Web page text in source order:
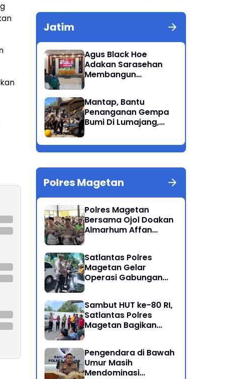
Jatim
Agus Black Hoe
Adakan Sarasehan
Membangun
Dikalangan
Masyarakat Magetan
Mantap, Bantu
Penanganan Gempa
Bumi Di Lumajang,
berikan bantuan
Polres Magetan
Polres Magetan
Bersama Ojol Doakan
Almarhum Affan
Rasa di Jakarta
Satlantas Polres
Magetan Gelar
Operasi Gabungan
Sambut HUT ke-80 RI,
Satlantas Polres
Magetan Bagikan
Pengendara di Bawah
Umur Masih
Mendominasi